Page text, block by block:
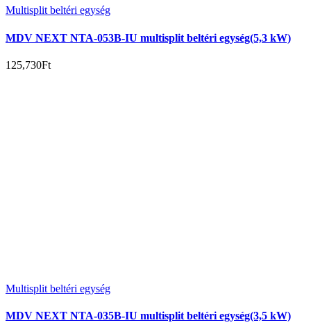
Multisplit beltéri egység
MDV NEXT NTA-053B-IU multisplit beltéri egység(5,3 kW)
125,730Ft
Multisplit beltéri egység
MDV NEXT NTA-035B-IU multisplit beltéri egység(3,5 kW)